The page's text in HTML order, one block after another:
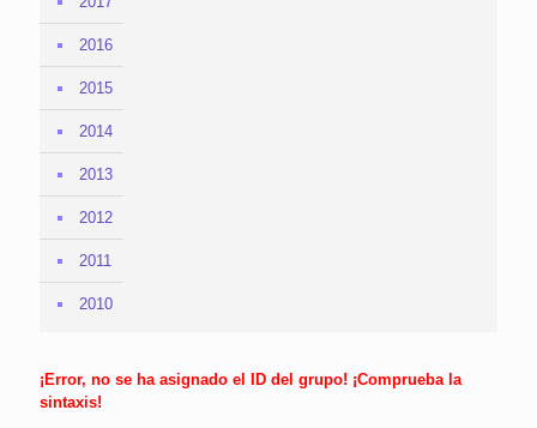
2016
2015
2014
2013
2012
2011
2010
¡Error, no se ha asignado el ID del grupo! ¡Comprueba la
sintaxis!